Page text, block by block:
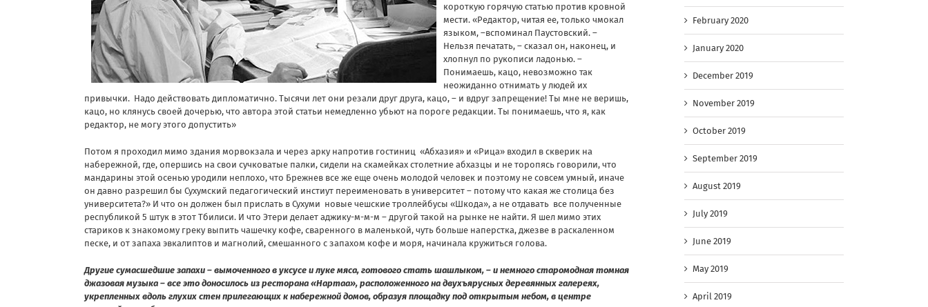
короткую горячую статью против кровной
мести. «Редактор, читая ее, только чмокал
языком, –вспоминал Паустовский. –
Нельзя печатать, – сказал он, наконец, и
хлопнул по рукописи ладонью. –
Понимаешь, кацо, невозможно так
неожиданно отнимать у людей их
привычки. Надо действовать дипломатично. Тысячи лет они резали друг друга, кацо, – и вдруг запрещение! Ты мне не веришь,
кацо, но клянусь своей дочерью, что автора этой статьи немедленно убьют на пороге редакции. Ты понимаешь, что я, как
редактор, не могу этого допустить»
Потом я проходил мимо здания морвокзала и через арку напротив гостиниц «Абхазия» и «Рица» входил в скверик на
набережной, где, опершись на свои сучковатые палки, сидели на скамейках столетние абхазцы и не торопясь говорили, что
мандарины этой осенью уродили неплохо, что Брежнев все же еще очень молодой человек и поэтому не совсем умный, иначе
он давно разрешил бы Сухумский педагогический инстиут переименовать в университет – потому что какая же столица без
университета?» И что он должен был прислать в Сухуми новые чешские троллейбусы «Шкода», а не отдавать все полученные
республикой 5 штук в этот Тбилиси. И что Этери делает аджику-м-м-м – другой такой на рынке не найти. Я шел мимо этих
стариков к знакомому греку выпить чашечку кофе, сваренного в маленькой, чуть больше наперстка, джезве в раскаленном
песке, и от запаха эвкалиптов и магнолий, смешанного с запахом кофе и моря, начинала кружиться голова.
Другие сумасшедшие запахи – вымоченного в уксусе и луке мяса, готового стать шашлыком, – и немного старомодная томная
джазовая музыка – все это доносилось из ресторана «Нартаа», расположенного на двухъярусных деревянных галереях,
укрепленных вдоль глухих стен прилегающих к набережной домов, образуя площадку под открытым небом, в центре
February 2020
January 2020
December 2019
November 2019
October 2019
September 2019
August 2019
July 2019
June 2019
May 2019
April 2019